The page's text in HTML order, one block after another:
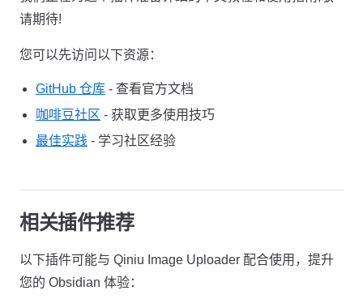
请期待!
您可以先访问以下资源：
GitHub 仓库 - 查看官方文档
咖啡豆社区 - 获取更多使用技巧
最佳实践 - 学习社区经验
相关插件推荐
以下插件可能与 Qiniu Image Uploader 配合使用，提升
您的 Obsidian 体验：